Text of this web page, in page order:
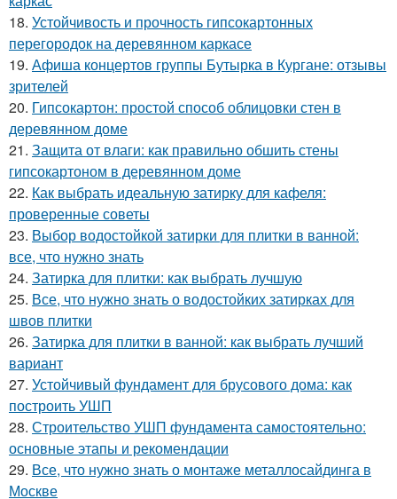
18. Устойчивость и прочность гипсокартонных
перегородок на деревянном каркасе
19. Афиша концертов группы Бутырка в Кургане: отзывы
зрителей
20. Гипсокартон: простой способ облицовки стен в
деревянном доме
21. Защита от влаги: как правильно обшить стены
гипсокартоном в деревянном доме
22. Как выбрать идеальную затирку для кафеля:
проверенные советы
23. Выбор водостойкой затирки для плитки в ванной:
все, что нужно знать
24. Затирка для плитки: как выбрать лучшую
25. Все, что нужно знать о водостойких затирках для
швов плитки
26. Затирка для плитки в ванной: как выбрать лучший
вариант
27. Устойчивый фундамент для брусового дома: как
построить УШП
28. Строительство УШП фундамента самостоятельно:
основные этапы и рекомендации
29. Все, что нужно знать о монтаже металлосайдинга в
Москве